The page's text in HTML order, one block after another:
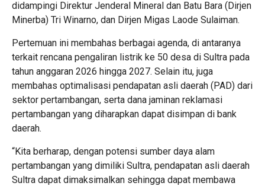
didampingi Direktur Jenderal Mineral dan Batu Bara (Dirjen
Minerba) Tri Winarno, dan Dirjen Migas Laode Sulaiman.
Pertemuan ini membahas berbagai agenda, di antaranya
terkait rencana pengaliran listrik ke 50 desa di Sultra pada
tahun anggaran 2026 hingga 2027. Selain itu, juga
membahas optimalisasi pendapatan asli daerah (PAD) dari
sektor pertambangan, serta dana jaminan reklamasi
pertambangan yang diharapkan dapat disimpan di bank
daerah.
“Kita berharap, dengan potensi sumber daya alam
pertambangan yang dimiliki Sultra, pendapatan asli daerah
Sultra dapat dimaksimalkan sehingga dapat membawa